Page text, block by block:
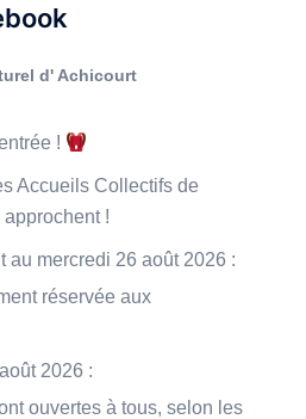
d' Achicourt
!
Accueils Collectifs de
!
au mercredi 26 août 2026 :
réservée aux
2026 :
ouvertes à tous, selon les